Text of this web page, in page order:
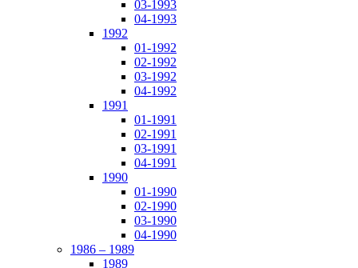
03-1993
04-1993
1992
01-1992
02-1992
03-1992
04-1992
1991
01-1991
02-1991
03-1991
04-1991
1990
01-1990
02-1990
03-1990
04-1990
1986 – 1989
1989